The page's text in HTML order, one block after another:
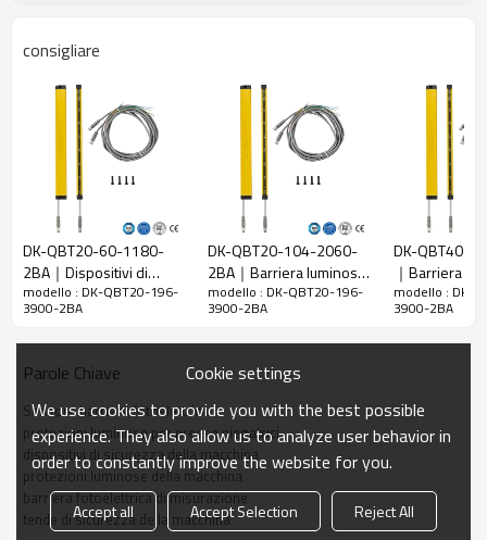
Spazio tra i
Rileva la
precisione
28 mm
Quantità di
travi
Raggio
d'azione
3900 mm
Taglia del
prodotto
15mm*30mm*L, L è la lunghezza dell'emettitore e
del ricevitore.
Distanza di
rilevamento
30-3000 mm
risposta
≤15 ms
Dati meccanici
Materiale
dell'alloggiamentoMetallo
consigliare
DK-QBT20-60-1180-
2BA｜Dispositivi di
sicurezza macchina｜
DADISICK
modello : DK-QBT20-196-
3900-2BA
DK-QBT20-104-2060-
2BA｜Barriera luminosa
di sicurezza｜DADISICK
modello : DK-QBT20-196-
3900-2BA
DK-QBT40-
｜Barriera
infrarossi｜
modello : DK-
3900-2BA
Parole Chiave
Sensore barriera fotoelettrica
protezioni luminose per presse piegatrici
dispositivi di sicurezza della macchina
protezioni luminose della macchina
barriera fotoelettrica di misurazione
tende di sicurezza della macchina
Cookie settings
We use cookies to provide you with the best possible
experience. They also allow us to analyze user behavior in
order to constantly improve the website for you.
Accept all Accept Selection Reject All